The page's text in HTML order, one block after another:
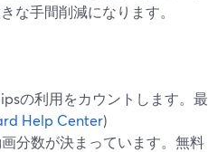
な手間削減になります。
の利用をカウントします。最
Help Center)
分数が決まっています。無料